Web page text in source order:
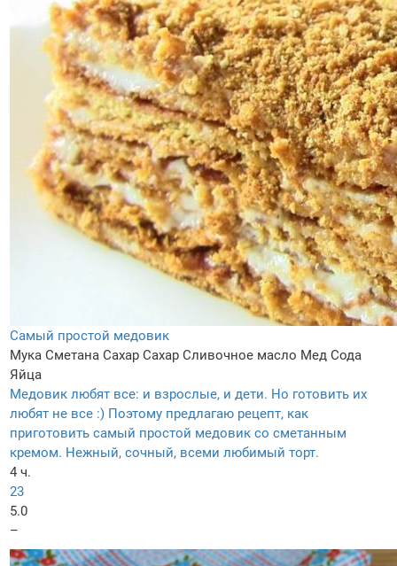
Самый простой медовик
Мука Сметана Сахар Сахар Сливочное масло Мед Сода
Яйца
Медовик любят все: и взрослые, и дети. Но готовить их
любят не все :) Поэтому предлагаю рецепт, как
приготовить самый простой медовик со сметанным
кремом. Нежный, сочный, всеми любимый торт.
4 ч.
23
5.0
–